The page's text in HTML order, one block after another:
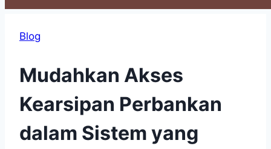
Blog
Mudahkan Akses
Kearsipan Perbankan
dalam Sistem yang